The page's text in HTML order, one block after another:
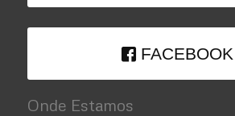
FACEBOOK
Onde Estamos